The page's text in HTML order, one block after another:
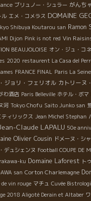
ブリュノー・シュラー がんち
ル エメ・コメラス DOMAINE
Shibuya Koutarou san Ramon
Dijon Pink is not red Vin
BEAUJOLOISE オン・ジュ・コ
2020 restaurent La Casa del
FRANCE FINAL Paris La Seine
ジョリ・フェリオル カトリーヌ
わ酒店 Paris Belleville ホテル・ボマ
河 Tokyo Chofu Saito Junko san
ィリックス Jean Michel Stephan
Claude LAPALU 50e
Olivier Cousin ドメーヌ・シ
デュシェンヌ Football COUPE DE
ku Domaine Laforest ト
san Corton Charlemagne
vin rouge マチュ Cuvée
2018 Aligoté Derain et Altaber